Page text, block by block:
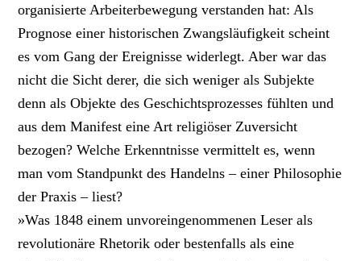
organisierte Arbeiterbewegung verstanden hat: Als
Prognose einer historischen Zwangsläufigkeit scheint
es vom Gang der Ereignisse widerlegt. Aber war das
nicht die Sicht derer, die sich weniger als Subjekte
denn als Objekte des Geschichtsprozesses fühlten und
aus dem Manifest eine Art religiöser Zuversicht
bezogen? Welche Erkenntnisse vermittelt es, wenn
man vom Standpunkt des Handelns – einer Philosophie
der Praxis – liest?
»Was 1848 einem unvoreingenommenen Leser als
revolutionäre Rhetorik oder bestenfalls als eine